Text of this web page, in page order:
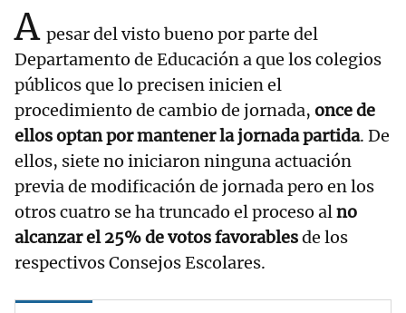
A pesar del visto bueno por parte del
Departamento de Educación a que los colegios
públicos que lo precisen inicien el
procedimiento de cambio de jornada, once de
ellos optan por mantener la jornada partida. De
ellos, siete no iniciaron ninguna actuación
previa de modificación de jornada pero en los
otros cuatro se ha truncado el proceso alno
alcanzar el 25% de votos favorablesde los
respectivos Consejos Escolares.